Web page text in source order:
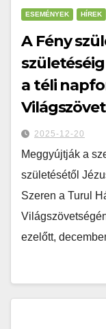
ESEMÉNYEK HÍREK
A Fény
születéséig
a téli
2025-12-20
Meggyújtják a
születésétől
Szeren a Turul
ezelőtt,